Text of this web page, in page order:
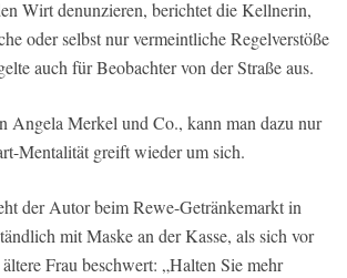
Wirt denunzieren, berichtet die Kellnerin,
oder selbst nur vermeintliche Regelverstöße
auch für Beobachter von der Straße aus.
Angela Merkel und Co., kann man dazu nur
Mentalität greift wieder um sich.
der Autor beim Rewe-Getränkemarkt in
mit Maske an der Kasse, als sich vor
Frau beschwert: „Halten Sie mehr